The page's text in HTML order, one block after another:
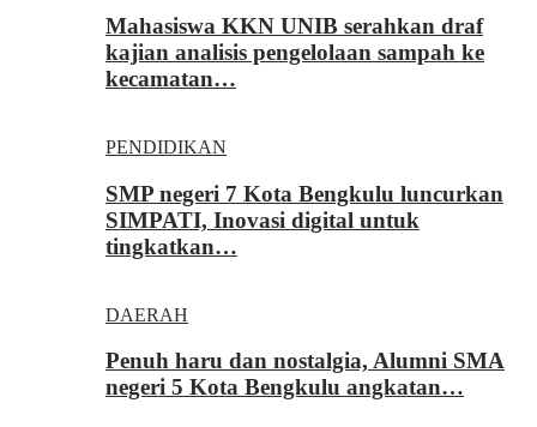
Mahasiswa KKN UNIB serahkan draf
kajian analisis pengelolaan sampah ke
kecamatan…
PENDIDIKAN
SMP negeri 7 Kota Bengkulu luncurkan
SIMPATI, Inovasi digital untuk
tingkatkan…
DAERAH
Penuh haru dan nostalgia, Alumni SMA
negeri 5 Kota Bengkulu angkatan…